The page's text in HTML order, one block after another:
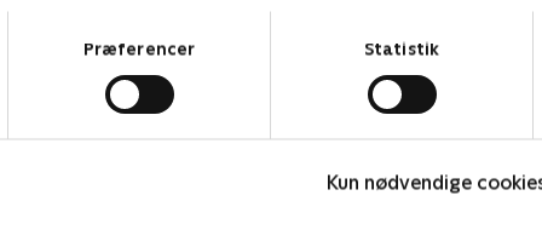
Præferencer Statistik
Kun nødvendige